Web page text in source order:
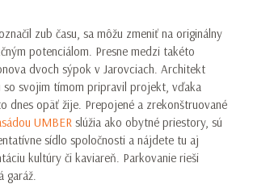
zub času, sa môžu zmeniť na originálny
potenciálom. Presne medzi takéto
dvoch sýpok v Jarovciach. Architekt
so svojim tímom pripravil projekt, vďaka
dnes opäť žije. Prepojené a zrekonštruované
UMBER slúžia ako obytné priestory, sú
sídlo spoločnosti a nájdete tu aj
kultúry či kaviareň. Parkovanie rieši
garáž.